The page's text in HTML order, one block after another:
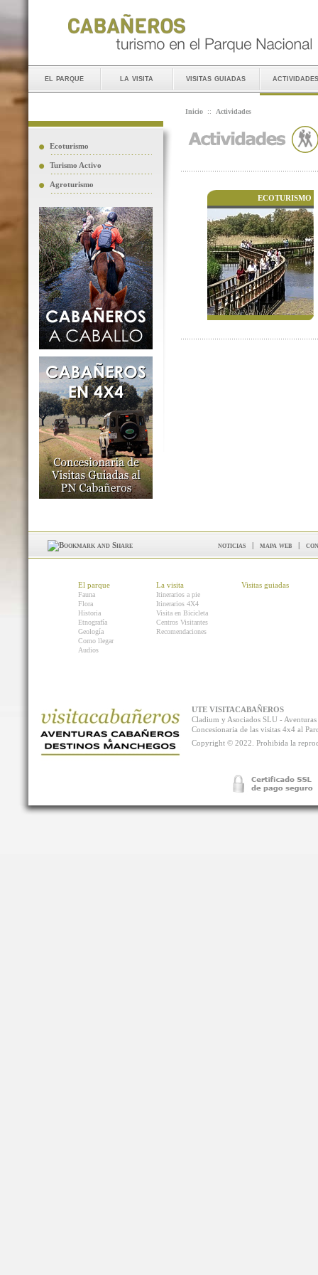
el parque la visita visitas guiadas actividades
Ecoturismo
Turismo Activo
Agroturismo
Inicio :: Actividades
ECOTURISMO
noticias | mapa web |
El parque
Fauna
Flora
Historia
Etnografía
Geología
Como llegar
Audios
La visita
Itinerarios a pie
Itinerarios 4X4
Visita en Bicicleta
Centros Visitantes
Recomendaciones
Visitas guiadas
UTE VISITACABAÑEROS
Cladium y Asociados SLU -
Concesionaria de las visitas 4x4 al
Copyright © 2022. Prohibida la